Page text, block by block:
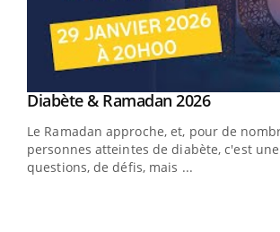
Youtube
Diabète & Ramadan 2026Youtube
Le Ramadan approche, et, pour de
personnes atteintes de diabète, c'est
questions, de défis, mais ...